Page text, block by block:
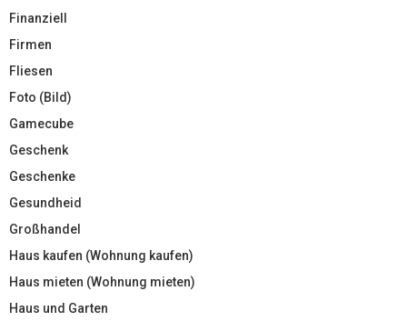
Finanziell
Firmen
Fliesen
Foto (Bild)
Gamecube
Geschenk
Geschenke
Gesundheid
Großhandel
Haus kaufen (Wohnung kaufen)
Haus mieten (Wohnung mieten)
Haus und Garten